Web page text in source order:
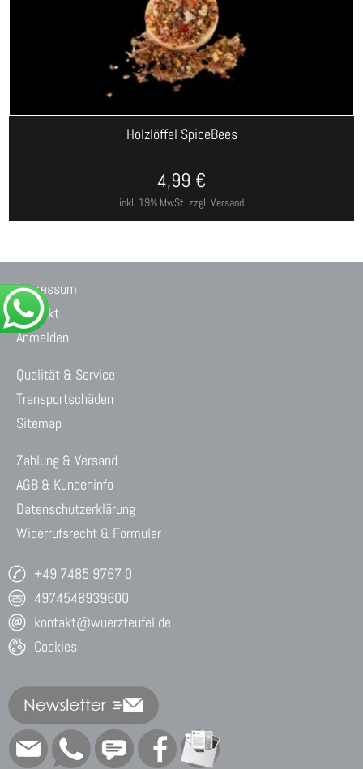
Holzlöffel SpiceBees
inkl. 19% MwSt. zzgl. Versand
4,99 €
Impressum
Kontakt
Anmelden
Qualität & Service
Transportschäden
Sitemap
Zahlung & Versand
AGB & Kundeninfo
Datenschutzerklärung
Widerrufsrecht & Formular
+49 7485 9767 0
4974548939600
kontakt@wuerzteufel.de
Cookies